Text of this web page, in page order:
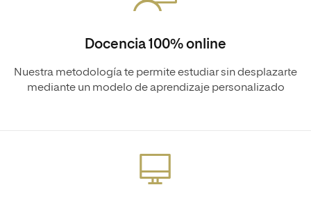
Docencia 100% online
Nuestra metodología te permite estudiar sin desplazarte
mediante un modelo de aprendizaje personalizado